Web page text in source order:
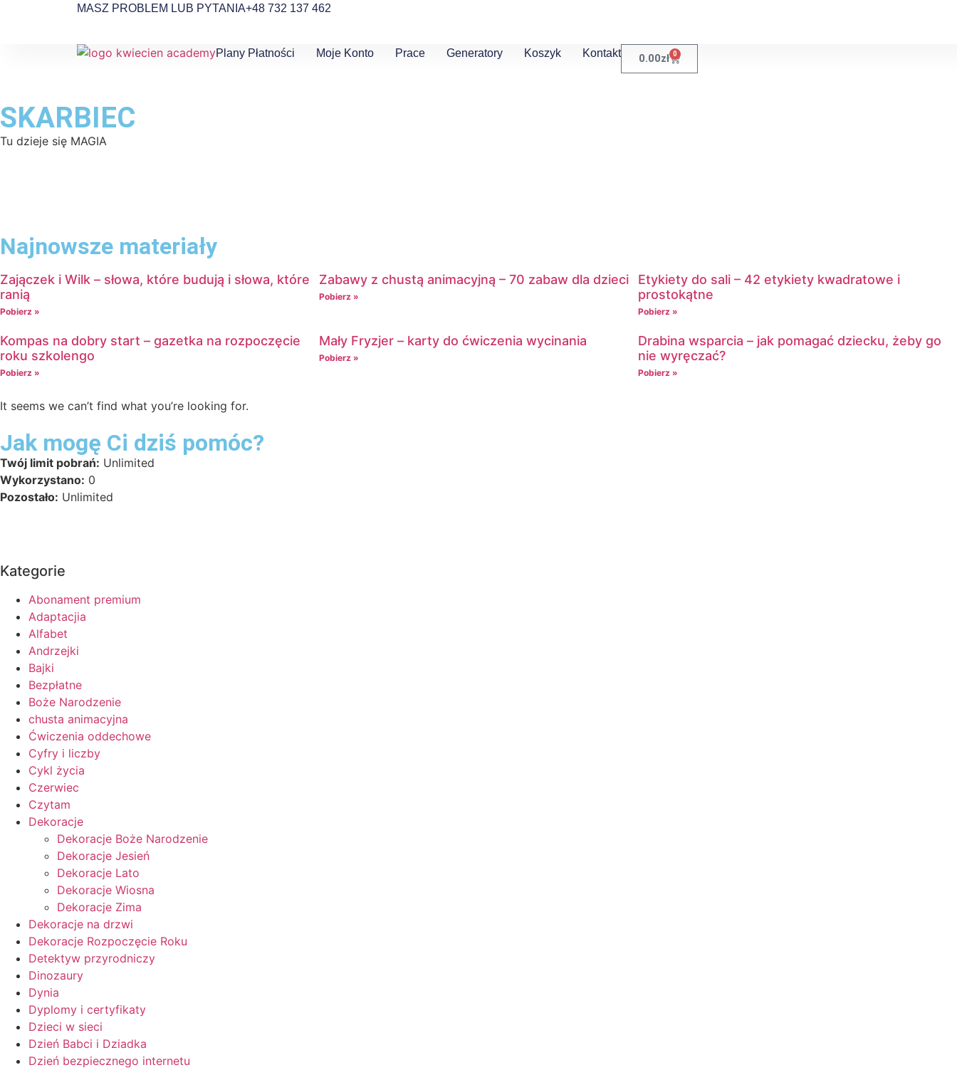
MASZ PROBLEM LUB PYTANIA+48 732 137 462
Plany Płatności Moje Konto Prace Generatory Koszyk Kontakt 0.00zł 0
SKARBIEC
Tu dzieje się MAGIA
Najnowsze materiały
Zajączek i Wilk – słowa, które budują i słowa, które
ranią
Pobierz »
Zabawy z chustą animacyjną – 70 zabaw dla dzieci
Pobierz »
Etykiety do sali – 42 etykiety kwadratowe i
prostokątne
Pobierz »
Kompas na dobry start – gazetka na rozpoczęcie
roku szkolengo
Pobierz »
Mały Fryzjer – karty do ćwiczenia wycinania
Pobierz »
Drabina wsparcia – jak pomagać dziecku, żeby go
nie wyręczać?
Pobierz »
It seems we can’t find what you’re looking for.
Jak mogę Ci dziś pomóc?
Twój limit pobrań: Unlimited
Wykorzystano: 0
Pozostało: Unlimited
Kategorie
Abonament premium
Adaptacjia
Alfabet
Andrzejki
Bajki
Bezpłatne
Boże Narodzenie
chusta animacyjna
Ćwiczenia oddechowe
Cyfry i liczby
Cykl życia
Czerwiec
Czytam
Dekoracje
Dekoracje Boże Narodzenie
Dekoracje Jesień
Dekoracje Lato
Dekoracje Wiosna
Dekoracje Zima
Dekoracje na drzwi
Dekoracje Rozpoczęcie Roku
Detektyw przyrodniczy
Dinozaury
Dynia
Dyplomy i certyfikaty
Dzieci w sieci
Dzień Babci i Dziadka
Dzień bezpiecznego internetu